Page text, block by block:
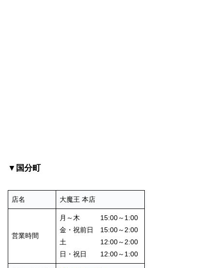
▼国分町
店名 大魔王 本店
営業時間
月～木 15:00～1:00
金・祝前日 15:00～2:00
土 12:00～2:00
日・祝日 12:00～1:00